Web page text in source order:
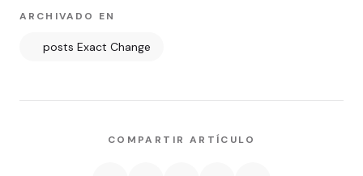
ARCHIVADO EN
posts Exact Change
COMPARTIR ARTÍCULO